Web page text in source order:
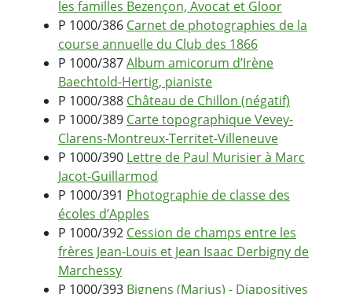
les familles Bezençon, Avocat et Gloor
P 1000/386 Carnet de photographies de la
course annuelle du Club des 1866
P 1000/387Album amicorum d’Irène
Baechtold-Hertig, pianiste
P 1000/388 Château de Chillon (négatif)
P 1000/389 Carte topographique Vevey-
Clarens-Montreux-Territet-Villeneuve
P 1000/390 Lettre de Paul Murisier à Marc
Jacot-Guillarmod
P 1000/391 Photographie de classe des
écoles d’Apples
P 1000/392 Cession de champs entre les
frères Jean-Louis et Jean Isaac Derbigny de
Marchessy
P 1000/393 Bignens (Marius) - Diapositives